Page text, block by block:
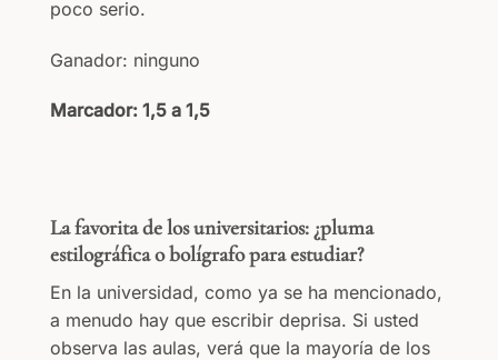
poco serio.
Ganador: ninguno
Marcador: 1,5 a 1,5
La favorita de los universitarios: ¿pluma
estilográfica o bolígrafo para estudiar?
En la universidad, como ya se ha mencionado,
a menudo hay que escribir deprisa. Si usted
observa las aulas, verá que la mayoría de los